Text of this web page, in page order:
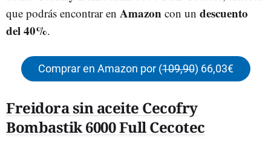
que podrás encontrar en Amazon con un descuento
del 40%.
Comprar en Amazon por (109,90) 66,03€
Freidora sin aceite Cecofry
Bombastik 6000 Full Cecotec